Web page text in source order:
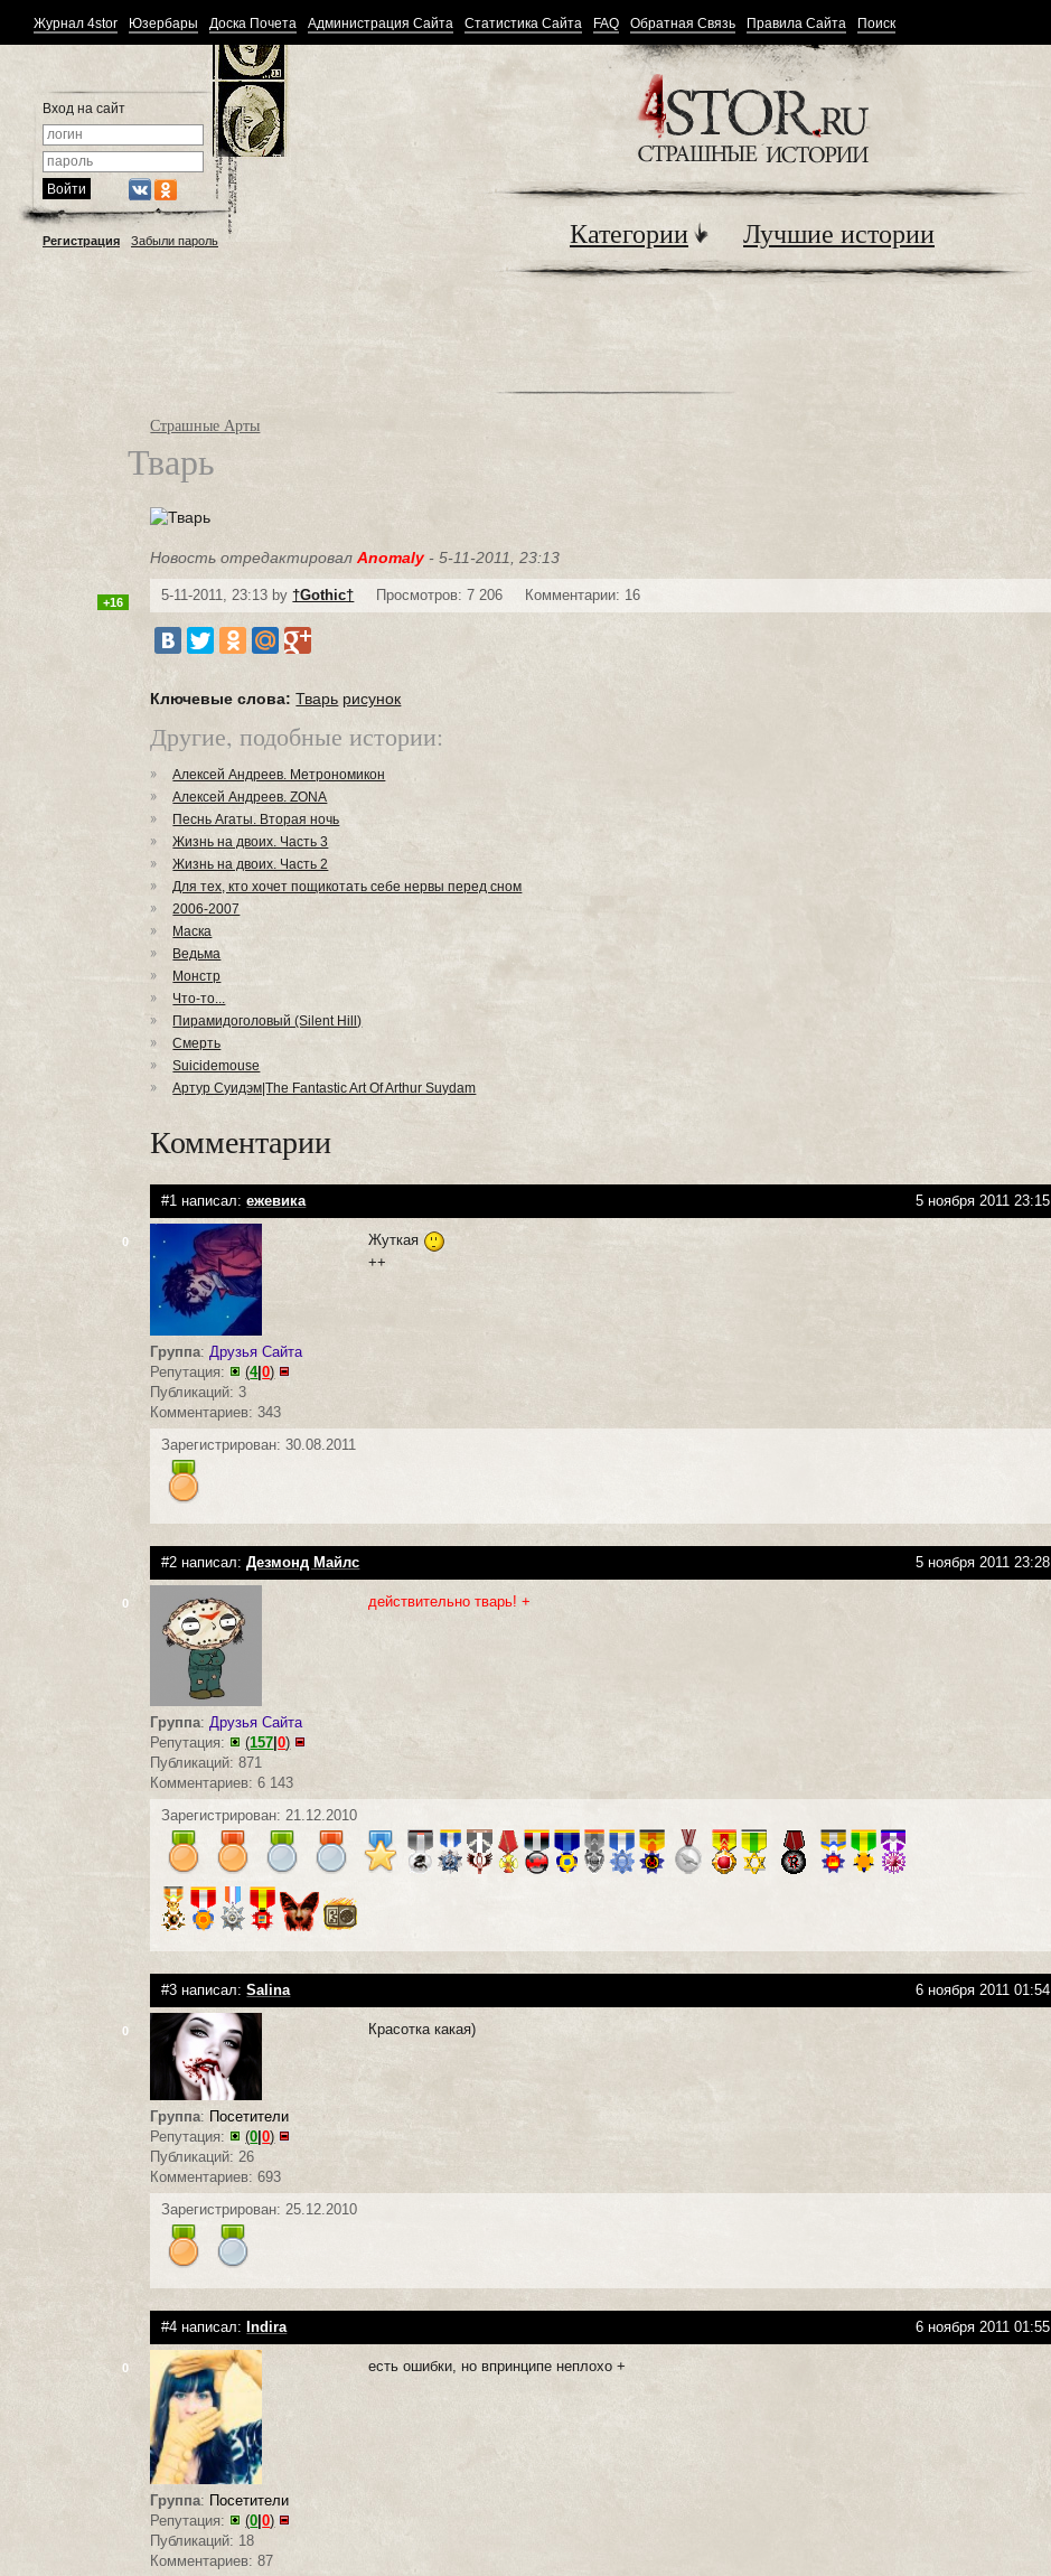
Журнал 4stor Юзербары Доска Почета Администрация Сайта Статистика Сайта FAQ Обратная Связь Правила Сайта Поиск
Вход на сайт
Регистрация Забыли пароль Категории Лучшие истории
Страшные Арты
Тварь
Новость отредактировалAnomaly- 5-11-2011, 23:13
5-11-2011, 23:13 by†Gothic† Просмотров: 7 206 Комментарии: 16
+16
Ключевые слова: Тварь рисунок
Другие, подобные истории:
Алексей Андреев. Метрономикон
Алексей Андреев. ZONA
Песнь Агаты. Вторая ночь
Жизнь на двоих. Часть 3
Жизнь на двоих. Часть 2
Для тех, кто хочет пощикотать себе нервы перед сном
2006-2007
Маска
Ведьма
Монстр
Что-то...
Пирамидоголовый (Silent Hill)
Смерть
Suicidemouse
Артур Суидэм|The Fantastic Art Of Arthur Suydam
Комментарии
#1 написал:ежевика 5 ноября 2011 23:15
0
Группа:Друзья Сайта
Репутация:
(4|0)
Публикаций: 3
Комментариев: 343
Жуткая
++
Зарегистрирован: 30.08.2011
#2 написал:Дезмонд Майлс 5 ноября 2011 23:28
0
Группа:Друзья Сайта
Репутация:
(157 |0)
Публикаций: 871
Комментариев: 6 143
действительно тварь! +
Зарегистрирован: 21.12.2010
#3 написал:Salina 6 ноября 2011 01:54
0
Группа: Посетители
Репутация:
(0 |0)
Публикаций: 26
Комментариев: 693
Красотка какая)
Зарегистрирован: 25.12.2010
#4 написал: Indira 6 ноября 2011 01:55
0
Группа: Посетители
Репутация:
(0 |0)
Публикаций: 18
Комментариев: 87
есть ошибки, но впринципе неплохо +